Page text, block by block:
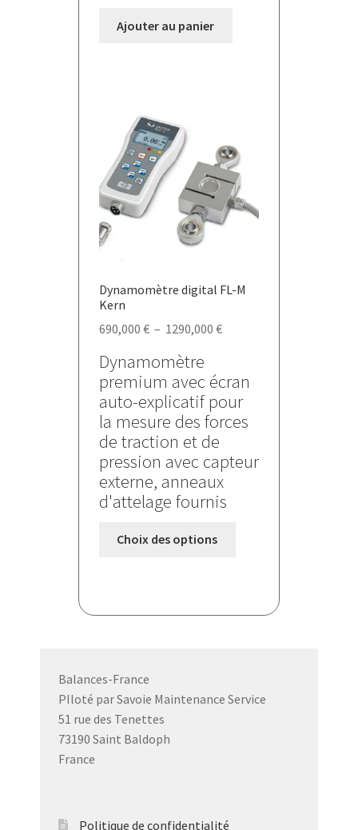
Ajouter au panier
Dynamomètre digital FL-M
Kern
690,000 € – 1290,000 €Plage
690,000 €
à
1290,000 €
Dynamomètre
premium avec écran
auto-explicatif pour
la mesure des forces
de traction et de
pression avec capteur
externe, anneaux
d'attelage fournis
Choix des options
variations.
Balances-France
PIloté par Savoie Maintenance Service
51 rue des Tenettes
73190 Saint Baldoph
France
Politique de confidentialité